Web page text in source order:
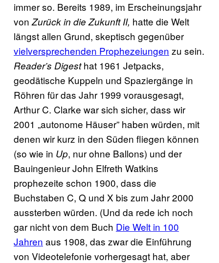
immer so. Bereits 1989, im Erscheinungsjahr
von Zurück in die Zukunft II, hatte die Welt
längst allen Grund, skeptisch gegenüber
vielversprechenden Prophezeiungen zu sein.
Reader’s Digesthat 1961 Jetpacks,
geodätische Kuppeln und Spaziergänge in
Röhren für das Jahr 1999 vorausgesagt,
Arthur C. Clarke war sich sicher, dass wir
2001 „autonome Häuser” haben würden, mit
denen wir kurz in den Süden fliegen können
(so wie in Up, nur ohne Ballons) und der
Bauingenieur John Elfreth Watkins
prophezeite schon 1900, dass die
Buchstaben C, Q und X bis zum Jahr 2000
aussterben würden. (Und da rede ich noch
gar nicht von dem Buch Die Welt in 100
Jahren aus 1908, das zwar die Einführung
von Videotelefonie vorhergesagt hat, aber